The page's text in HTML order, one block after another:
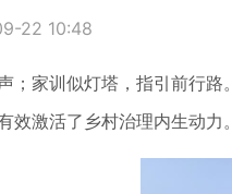
22 10:48
家训似灯塔，指引前行路
效激活了乡村治理内生动力。